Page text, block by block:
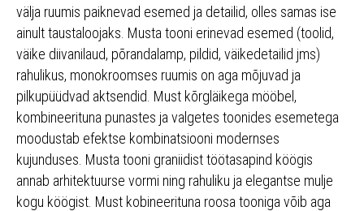
välja ruumis paiknevad esemed ja detailid, olles samas ise
ainult taustaloojaks. Musta tooni erinevad esemed (toolid,
väike diivanilaud, põrandalamp, pildid, väikedetailid jms)
rahulikus, monokroomses ruumis on aga mõjuvad ja
pilkupüüdvad aktsendid. Must kõrgläikega mööbel,
kombineerituna punastes ja valgetes toonides esemetega
moodustab efektse kombinatsiooni modernses
kujunduses. Musta tooni graniidist töötasapind köögis
annab arhitektuurse vormi ning rahuliku ja elegantse mulje
kogu köögist. Must kobineerituna roosa tooniga võib aga